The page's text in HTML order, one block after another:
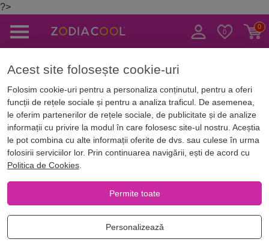
?>
Online Amulete & Talismane Amulete prosperitate, noroc si bani
Amulete prosperitate, noroc si
bani
Acest site folosește cookie-uri
Folosim cookie-uri pentru a personaliza conținutul, pentru a oferi
funcții de rețele sociale și pentru a analiza traficul. De asemenea,
le oferim partenerilor de rețele sociale, de publicitate și de analize
informații cu privire la modul în care folosesc site-ul nostru. Aceștia
le pot combina cu alte informații oferite de dvs. sau culese în urma
folosirii serviciilor lor. Prin continuarea navigării, ești de acord cu
Politica de Cookies.
Permite toate
Personalizează